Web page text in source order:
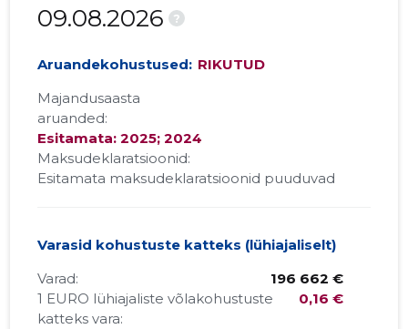
09.08.2026 ?
Aruandekohustused: RIKUTUD
Majandusaasta
aruanded:
Esitamata: 2025; 2024
Maksudeklaratsioonid:
Esitamata maksudeklaratsioonid puuduvad
Varasid kohustuste katteks (lühiajaliselt)
Varad:
196 662 €
1 EURO lühiajaliste võlakohustuste
katteks vara:
0,16 €